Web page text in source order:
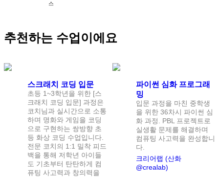
스
추천하는 수업이에요
스크래치 코딩 입문
초등 1~3학년을 위한 [스
크래치 코딩 입문] 과정은
코치님과 실시간으로 소통
하며 명화와 게임을 코딩
으로 구현하는 쌍방향 초
등 화상 코딩 수업입니다.
전문 코치의 1:1 밀착 피드
백을 통해 저학년 아이들
도 기초부터 탄탄하게 컴
퓨팅 사고력과 창의력을
파이썬 심화 프로그래
밍
입문 과정을 마친 중학생
을 위한 36차시 파이썬 심
화 과정. PBL 프로젝트로
실생활 문제를 해결하며
컴퓨팅 사고력을 완성합니
다.
크리어랩 (산화
@crealab)